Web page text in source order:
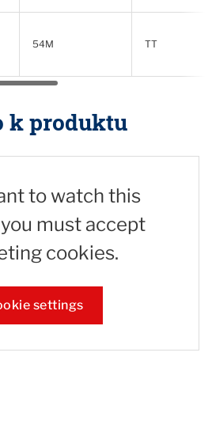
54M TT
k produktu
to watch this
must accept
cookies.
settings